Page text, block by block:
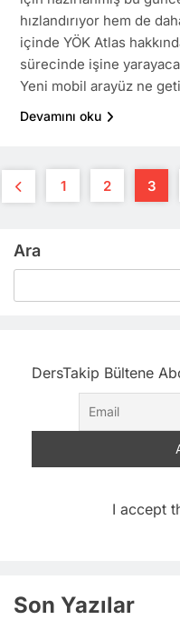
hızlandırıyor hem de
içinde YÖK Atlas
sürecinde işine
Yeni mobil arayüz ne
Devamını oku
1 2 3
Ara
DersTakip Bültene
I accept
Son Yazılar